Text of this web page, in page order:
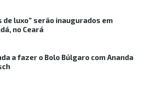
de luxo” serão inaugurados em
no Ceará
a fazer o Bolo Búlgaro com Ananda